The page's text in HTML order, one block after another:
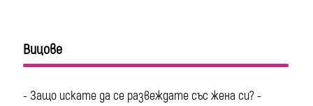
Вицове
- Защо искате да се развеждате със жена си? -